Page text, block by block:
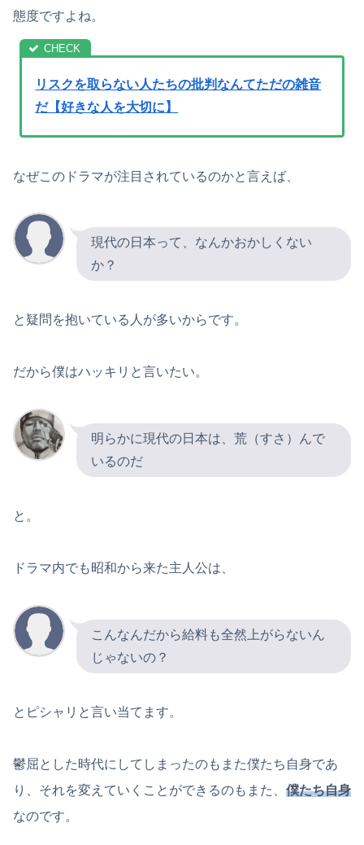
態度ですよね。
リスクを取らない人たちの批判なんてただの雑音
だ【好きな人を大切に】
なぜこのドラマが注目されているのかと言えば、
現代の日本って、なんかおかしくない
か？
と疑問を抱いている人が多いからです。
だから僕はハッキリと言いたい。
明らかに現代の日本は、荒（すさ）んで
いるのだ
と。
ドラマ内でも昭和から来た主人公は、
こんなんだから給料も全然上がらないん
じゃないの？
とピシャリと言い当てます。
鬱屈とした時代にしてしまったのもまた僕たち自身であ
り、それを変えていくことができるのもまた、 僕たち自身
なのです。